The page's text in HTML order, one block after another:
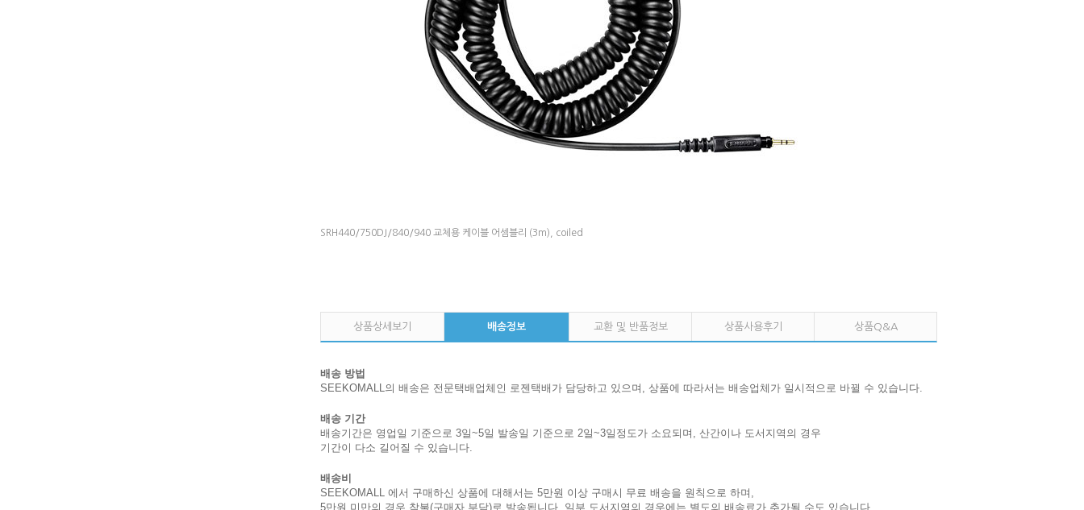
SRH440/750DJ/840/940 교체용 케이블 어셈블리 (3m), coiled
상품상세보기 배송정보 교환 및 반품정보 상품사용후기 상품Q&A
배송 방법
SEEKOMALL의 배송은 전문택배업체인 로젠택배가 담당하고 있으며, 상품에 따라서는 배송업체가 일시적으로 바뀔 수 있습니다.
배송 기간
배송기간은 영업일 기준으로 3일~5일 발송일 기준으로 2일~3일정도가 소요되며, 산간이나 도서지역의 경우
기간이 다소 길어질 수 있습니다.
배송비
SEEKOMALL 에서 구매하신 상품에 대해서는 5만원 이상 구매시 무료 배송을 원칙으로 하며,
5만원 미만의 경우 착불(구매자 부담)로 발송됩니다. 일부 도서지역의 경우에는 별도의 배송료가 추가될 수도 있습니다.